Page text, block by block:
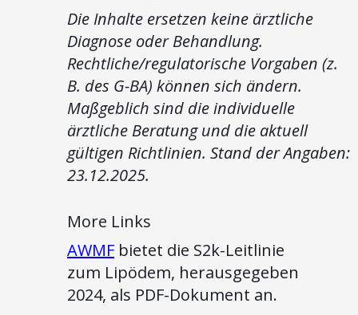
Die Inhalte ersetzen keine ärztliche
Diagnose oder Behandlung.
Rechtliche/regulatorische Vorgaben (z.
B. des G-BA) können sich ändern.
Maßgeblich sind die individuelle
ärztliche Beratung und die aktuell
gültigen Richtlinien. Stand der Angaben:
23.12.2025.
More Links
AWMF bietet die S2k-Leitlinie
zum Lipödem, herausgegeben
2024, als PDF-Dokument an.